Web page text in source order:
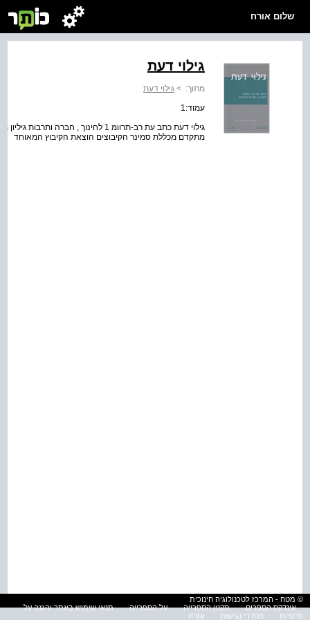
שלום אורח
גילוי דעת
מתוך: > גילוי דעת
עמוד:1
מתקדם מכללת סמינר הקיבוצים הוצאת הקיבוץ המאוחד
© מטח - המרכז לטכנולוגיה חינוכית
אינדקס הספרים
תקנון הספרייה על הספרייה
תנאי שימוש באתר והגנה על
פרטיות
הסדרי נגישות עזרה